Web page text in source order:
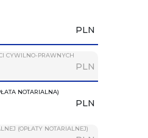
PLN
CYWILNO-PRAWNYCH
PLN
NOTARIALNA)
PLN
(OPŁATY NOTARIALNEJ)